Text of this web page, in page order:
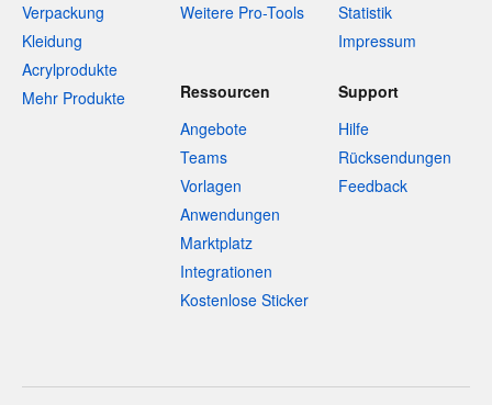
Verpackung
Kleidung
Acrylprodukte
Mehr Produkte
Weitere Pro-Tools
Statistik
Impressum
Ressourcen
Angebote
Teams
Vorlagen
Anwendungen
Marktplatz
Integrationen
Kostenlose Sticker
Support
Hilfe
Rücksendungen
Feedback